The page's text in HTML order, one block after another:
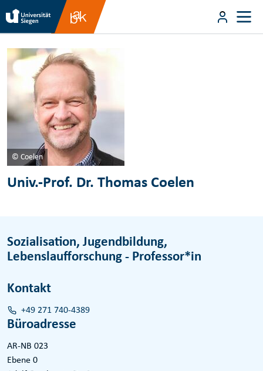
Direkt zum Inhalt
User
© Coelen
Univ.-Prof. Dr. Thomas Coelen
Sozialisation, Jugendbildung,
Lebenslaufforschung - Professor*in
Kontakt
+49 271 740-4389
Büroadresse
AR-NB 023
Ebene 0